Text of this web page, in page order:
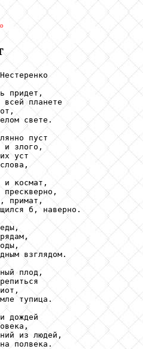
придет,
планете
свете.
пуст
и злого,
уст
космат,
примат,
б, наверно.
взглядом.
плод,
тупица.
дождей
из людей,
полвека.